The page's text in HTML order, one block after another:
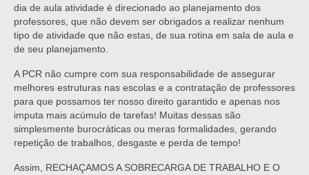
dia de aula atividade é direcionado ao planejamento dos
professores, que não devem ser obrigados a realizar nenhum
tipo de atividade que não estas, de sua rotina em sala de aula e
de seu planejamento.
A PCR não cumpre com sua responsabilidade de assegurar
melhores estruturas nas escolas e a contratação de professores
para que possamos ter nosso direito garantido e apenas nos
imputa mais acúmulo de tarefas! Muitas dessas são
simplesmente burocráticas ou meras formalidades, gerando
repetição de trabalhos, desgaste e perda de tempo!
Assim, RECHAÇAMOS A SOBRECARGA DE TRABALHO E O